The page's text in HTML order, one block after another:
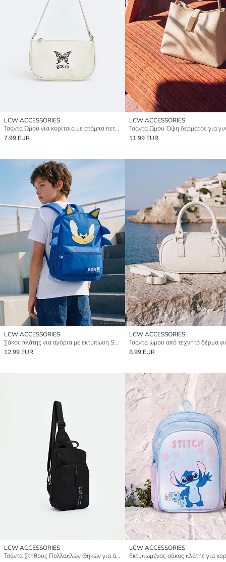
LCW ACCESSORIES
Τσάντα Ώμου για κορίτσια με στάμπα πεταλούδα
7.99 EUR
LCW ACCESSORIES
Τσάντα Ώμου Όψη δέρματος για
11.99 EUR
LCW ACCESSORIES
Σάκος πλάτης για αγόρια με εκτύπωση Sonic
12.99 EUR
LCW ACCESSORIES
8.99 EUR
LCW ACCESSORIES
Τσάντα Στήθους Πολλαπλών Θηκών για άνδρες
LCW ACCESSORIES